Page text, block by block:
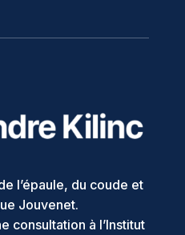
l’épaule, du coude et
Jouvenet.
consultation à l’Institut